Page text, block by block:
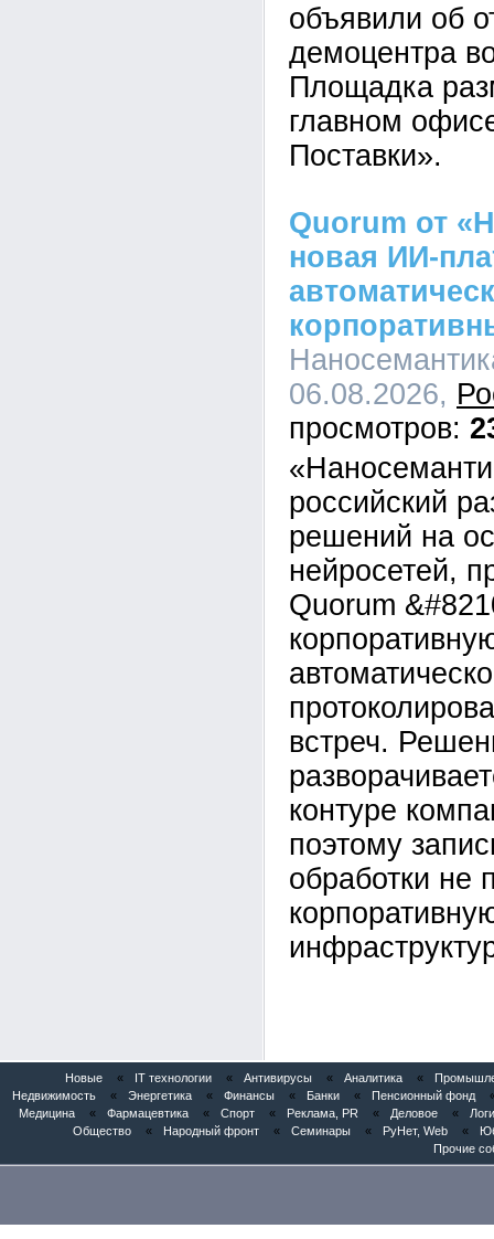
объявили об
демоцентра
Площадка
главном
Поставки».
Quorum от
новая ИИ-
06.08.2026,
российский
решений на
нейросетей,
Quorum
встреч.
контуре
поэтому
обработки не
Новые « IT технологии « Антивирусы « Аналитика «
Недвижимость
« Энергетика « Финансы « Банки « Пенсионный фонд
Медицина
« Фармацевтика « Спорт « Реклама, PR « Деловое «
Общество
« Народный фронт « Семинары « РуНет, Web «
Прочие